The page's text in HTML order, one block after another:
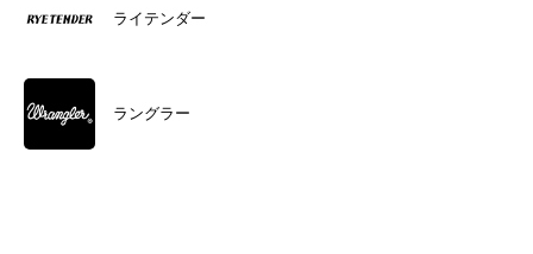
ライテンダー
ラングラー